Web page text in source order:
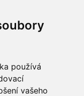
používá
vašeho
e-